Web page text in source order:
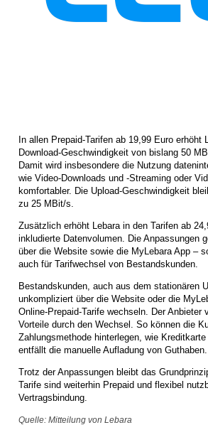
In allen Prepaid-Tarifen ab 19,99 Euro erhöht
Download-Geschwindigkeit von bislang 50
Damit wird insbesondere die Nutzung
wie Video-Downloads und -Streaming oder
komfortabler. Die Upload-Geschwindigkeit
zu 25 MBit/s.
Zusätzlich erhöht Lebara in den Tarifen ab
inkludierte Datenvolumen. Die Anpassungen
über die Website sowie die MyLebara App –
auch für Tarifwechsel von Bestandskunden.
Bestandskunden, auch aus dem stationären
unkompliziert über die Website oder die
Online-Prepaid-Tarife wechseln. Der Anbieter
Vorteile durch den Wechsel. So können die
Zahlungsmethode hinterlegen, wie
entfällt die manuelle Aufladung von Guthaben.
Trotz der Anpassungen bleibt das
Tarife sind weiterhin Prepaid und flexibel
Vertragsbindung.
Quelle: Mitteilung von Lebara